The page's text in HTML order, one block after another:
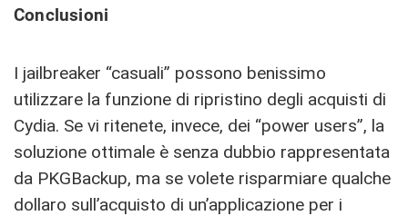
Conclusioni
I jailbreaker “casuali” possono benissimo
utilizzare la funzione di ripristino degli acquisti di
Cydia. Se vi ritenete, invece, dei “power users”, la
soluzione ottimale è senza dubbio rappresentata
da PKGBackup, ma se volete risparmiare qualche
dollaro sull’acquisto di un’applicazione per i